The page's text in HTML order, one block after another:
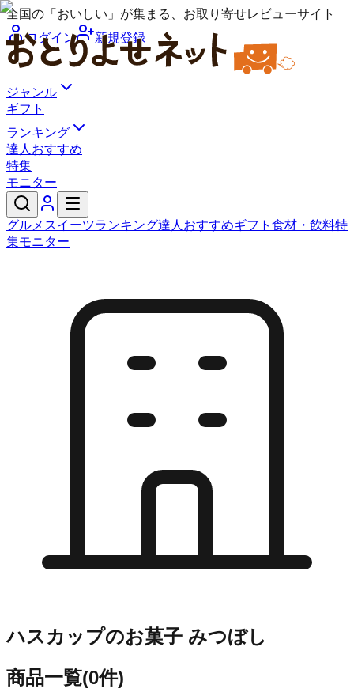
全国の「おいしい」が集まる、お取り寄せレビューサイト
ログイン
新規登録
ジャンル
ギフト
ランキング
達人おすすめ
特集
モニター
グルメ スイーツランキング達人おすすめギフト 食材・飲料特
集モニター
ハスカップのお菓子 みつぼし
商品一覧(0件)